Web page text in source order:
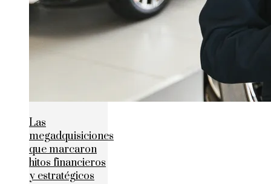
Las
megadquisiciones
que marcaron
hitos financieros
y estratégicos